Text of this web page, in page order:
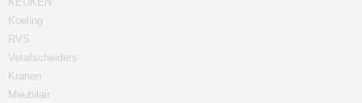
Koeling
RVS
Vetafscheiders
Kranen
Meubilair